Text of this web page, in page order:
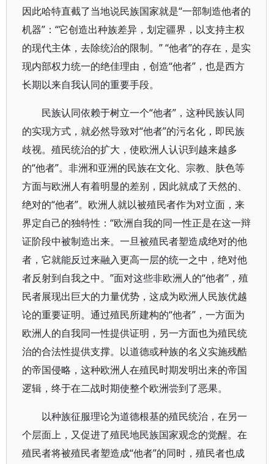
因此哈特直截了当地说民族国家就是“一部制造他者的
机器”：“它创造出种族差异，划定疆界，以支持主权
的现代主体，去除统治的限制。” “他者”的存在，是实
现内部权力统一的绝佳理由，创造“他者”，也是西方
长期以来自我认同的重要手段。
民族认同依赖于树立一个“他者”，这种民族认同
的实现方式，就必然导致对“他者”的污名化，即民族
歧视。殖民统治的扩大，使欧洲人认识到越来越多
的“他者”。非洲和亚洲的民族在文化、宗教、肤色等
方面与欧洲人有着明显的差别，因此就成了天然的、
绝对的“他者”。欧洲人就以被殖民者作为对立面，来
界定自己的独特性：“欧洲自我的同一性正是在这一辩
证阶段中被制造出来。一旦被殖民者塑造成绝对的他
者，它就能反过来融入更高一层的统一之中，绝对他
者反射到自我之中。”面对这些非欧洲人的“他者”，殖
民者展现出巨大的力量优势，这成为欧洲人民族优越
论的重要证明。通过殖民所建构的“他者”，一方面为
欧洲人的自我同一性提供证明，另一方面也为殖民统
治的合法性提供支撑。以道德或种族的名义实施残酷
的帝国侵略，这种欧洲人在殖民时期发明出来的帝国
逻辑，终于在二战时期使整个欧洲尝到了恶果。
以种族征服理论为道德根基的殖民统治，在另一
个层面上，又促进了殖民地民族国家观念的觉醒。在
殖民者将被殖民者塑造成“他者”的同时，殖民者也成